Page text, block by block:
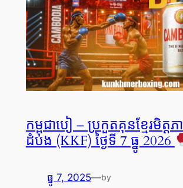
កម្ពុជាបៀ – ប្រកួតគុនខ្មែរមិត្តភ
ដំបង (KKF) ថ្ងៃទី 7 ធ្នូ 2026
ធ្នូ 7, 2025—by